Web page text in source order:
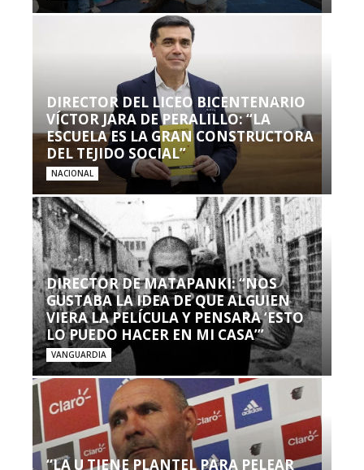
DIRECTOR DEL LICEO BICENTENARIO
VÍCTOR JARA DE PERALILLO: “LA
ESCUELA ES LA GRAN CONSTRUCTORA
DEL TEJIDO SOCIAL”
NACIONAL
DIRECTOR DE MATAPANKI: “NOS
GUSTABA LA IDEA DE QUE ALGUIEN
VIERA LA PELÍCULA Y PENSARA ‘ESTO
LO PUEDO HACER EN MI CASA’”
VANGUARDIA
“LA U TIENE PLANTEL PARA PELEAR